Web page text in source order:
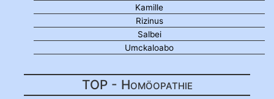
Kamille
Rizinus
Salbei
Umckaloabo
TOP - Homöopathie